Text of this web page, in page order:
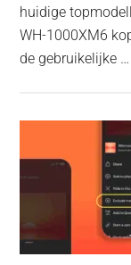
huidige
WH-1000XM6
de gebruikelijke …